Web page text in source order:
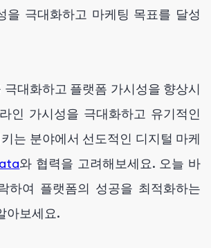
을 극대화하고 마케팅 목표를 달성
극대화하고 플랫폼 가시성을 향상시
인 가시성을 극대화하고 유기적인
는 분야에서 선도적인 디지털 마케
와 협력을 고려해보세요. 오늘 바
하여 플랫폼의 성공을 최적화하는
아보세요.